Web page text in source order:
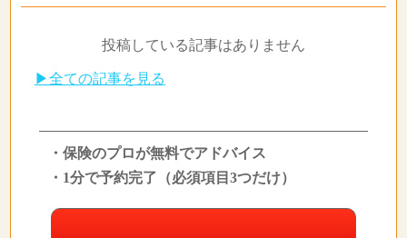
投稿している記事はありません
▶全ての記事を見る
・保険のプロが無料でアドバイス
・1分で予約完了（必須項目3つだけ）